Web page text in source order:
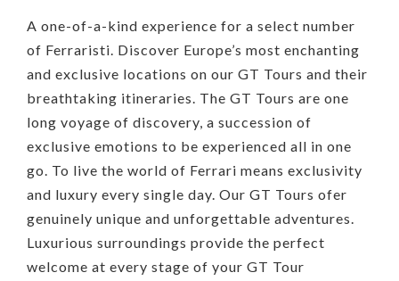
A one-of-a-kind experience for a select number
of Ferraristi. Discover Europe’s most enchanting
and exclusive locations on our GT Tours and their
breathtaking itineraries. The GT Tours are one
long voyage of discovery, a succession of
exclusive emotions to be experienced all in one
go. To live the world of Ferrari means exclusivity
and luxury every single day. Our GT Tours ofer
genuinely unique and unforgettable adventures.
Luxurious surroundings provide the perfect
welcome at every stage of your GT Tour